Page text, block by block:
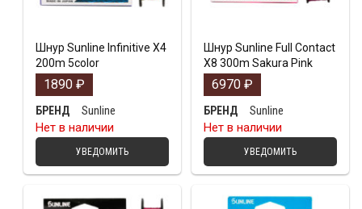
Шнур Sunline Infinitive X4
200m 5color
1890 ₽
БРЕНД
Sunline
Нет в наличии
УВЕДОМИТЬ
Шнур Sunline Full Contact
X8 300m Sakura Pink
6970 ₽
БРЕНД
Sunline
Нет в наличии
УВЕДОМИТЬ